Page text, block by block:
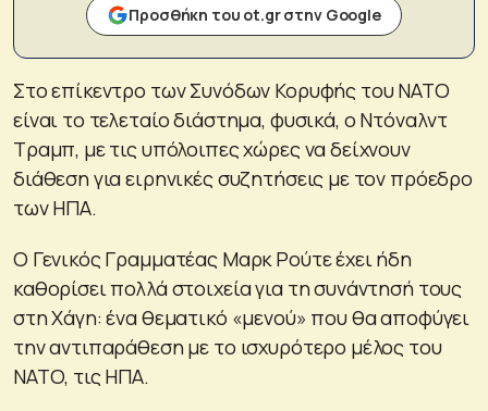
Προσθήκη του ot.gr στην Google
Στο επίκεντρο των Συνόδων Κορυφής του ΝΑΤΟ
είναι το τελεταίο διάστημα, φυσικά, ο Ντόναλντ
Τραμπ, με τις υπόλοιπες χώρες να δείχνουν
διάθεση για ειρηνικές συζητήσεις με τον πρόεδρο
των ΗΠΑ.
Ο Γενικός Γραμματέας Μαρκ Ρούτε έχει ήδη
καθορίσει πολλά στοιχεία για τη συνάντησή τους
στη Χάγη: ένα θεματικό «μενού» που θα αποφύγει
την αντιπαράθεση με το ισχυρότερο μέλος του
ΝΑΤΟ, τις ΗΠΑ.